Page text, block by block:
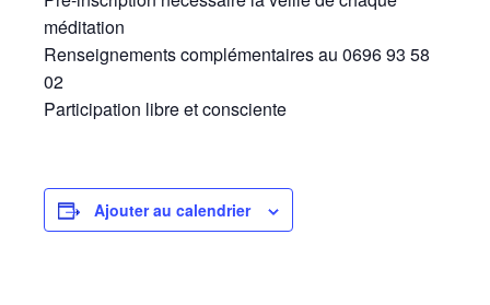
méditation
Renseignements complémentaires au 0696 93 58
02
Participation libre et consciente
Ajouter au calendrier